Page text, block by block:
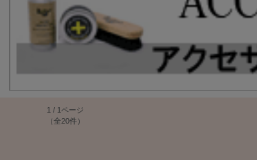
1 / 1ページ
（全20件）